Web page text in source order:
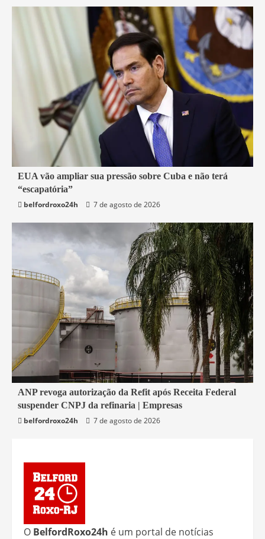
3 min read
Mundo
EUA vão ampliar sua pressão sobre Cuba e não terá
“escapatória”
belfordroxo24h
7 de agosto de 2026
2 min read
Economia
ANP revoga autorização da Refit após Receita Federal
suspender CNPJ da refinaria | Empresas
belfordroxo24h
7 de agosto de 2026
O BelfordRoxo24h é um portal de notícias